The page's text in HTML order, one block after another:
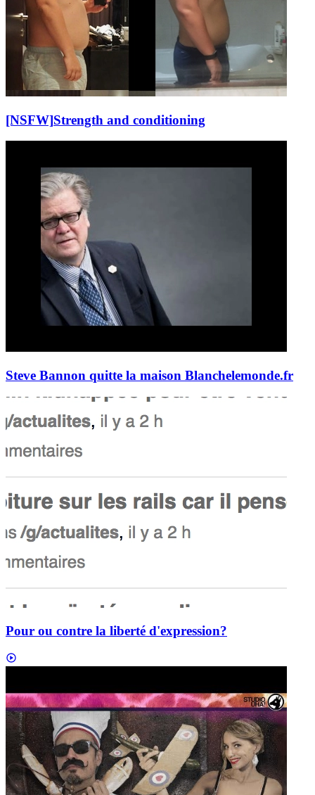
[NSFW]Strength and conditioning
Steve Bannon quitte la maison Blanchelemonde.fr
Pour ou contre la liberté d'expression?